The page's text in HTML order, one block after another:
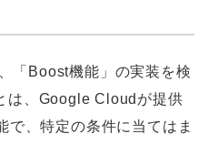
「Boost機能」の実装を検
は、Google Cloudが提供
、特定の条件に当てはま